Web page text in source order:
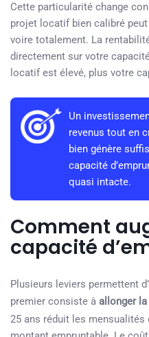
Cette particularité change
projet locatif bien calibré
voire totalement. La
directement sur votre
locatif est élevé, plus votre
Un
revenus tout en
bien génère
capacité
quasi intacte.
Comment
capacité
Plusieurs leviers permettent
premier consiste à allonger la
25 ans réduit les